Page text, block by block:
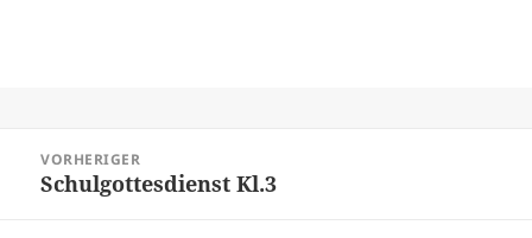
VORHERIGER
Vorheriger
Schulgottesdienst Kl.3